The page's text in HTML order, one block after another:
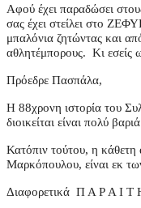
Αφού έχει παραδώσει
σας έχει στείλει στο
μπαλόνια ζητώντας και
αθλητέμπορους. Κι εσείς
Πρόεδρε Πασπάλα,
Η 88χρονη ιστορία του
διοικείται είναι πολύ
Κατόπιν τούτου, η
Μαρκόπουλου, είναι εκ
Διαφορετικά Π Α Ρ Α Ι